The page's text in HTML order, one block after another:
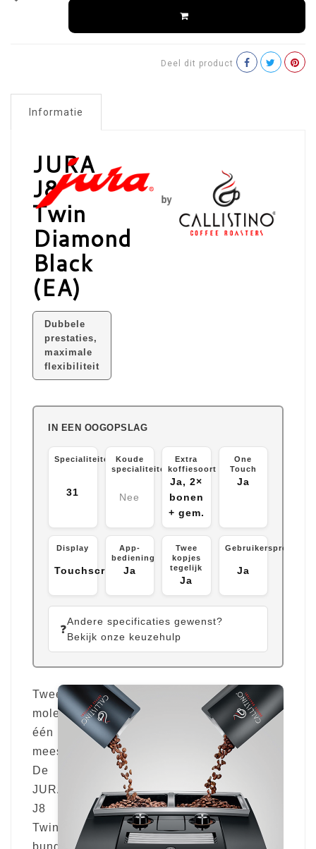
Deel dit product
Informatie
JURA
J8
Twin
Diamond
Black
(EA)
Dubbele
prestaties,
maximale
flexibiliteit
IN EEN OOGOPSLAG
Specialiteiten
31
Koude
specialiteiten
Nee
Extra
koffiesoort
Ja, 2×
bonen
+ gem.
One
Touch
Ja
Display
Touchscreen
App-
bediening
Ja
Twee
kopjes
tegelijk
Ja
Gebruikersprofielen
Ja
❓
Andere specificaties gewenst?
Bekijk onze keuzehulp
Twee
molens,
één
meesterwerk.
De
JURA
J8
Twin
bundelt